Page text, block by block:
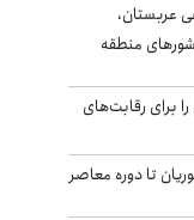
عربستان،
منطقه
برای رقابت‌های
تیموریان تا دوره معاصر